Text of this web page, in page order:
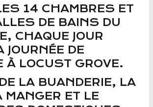
14 CHAMBRES ET
DE BAINS DU
CHAQUE JOUR
JOURNÉE DE
À LOCUST GROVE.
LA BUANDERIE, LA
MANGER ET LE